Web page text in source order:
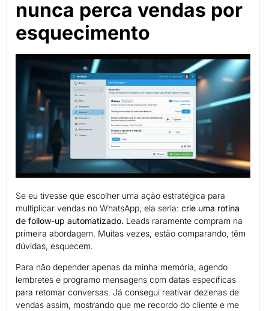
nunca perca vendas por
esquecimento
Se eu tivesse que escolher uma ação estratégica para
multiplicar vendas no WhatsApp, ela seria: crie uma rotina
de follow-up automatizado. Leads raramente compram na
primeira abordagem. Muitas vezes, estão comparando, têm
dúvidas, esquecem.
Para não depender apenas da minha memória, agendo
lembretes e programo mensagens com datas específicas
para retomar conversas. Já consegui reativar dezenas de
vendas assim, mostrando que me recordo do cliente e me